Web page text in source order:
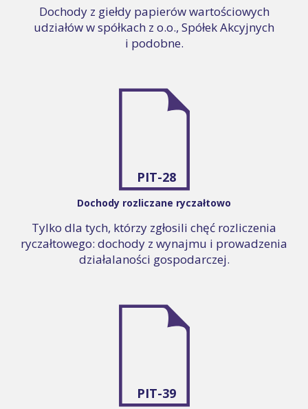
Dochody z giełdy papierów wartościowych
udziałów w spółkach z o.o., Spółek Akcyjnych
i podobne.
PIT-28
Dochody rozliczane ryczałtowo
Tylko dla tych, którzy zgłosili chęć rozliczenia
ryczałtowego: dochody z wynajmu i prowadzenia
działalaności gospodarczej.
PIT-39